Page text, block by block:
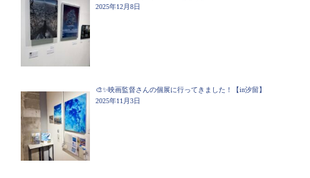
2025年12月8日
🎨✨映画監督さんの個展に行ってきました！【in汐留】
2025年11月3日